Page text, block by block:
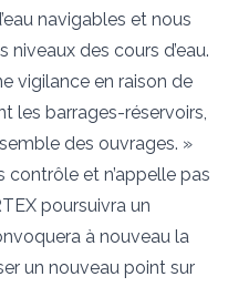
navigables et nous
des cours d’eau.
vigilance en raison de
les barrages-réservoirs,
des ouvrages. »
contrôle et n’appelle pas
poursuivra un
à nouveau la
un nouveau point sur